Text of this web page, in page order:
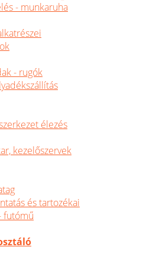
- munkaruha
- rugók
élezés
kezelőszervek
és tartozékai
futómű